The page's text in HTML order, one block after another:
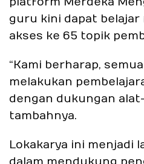
guru kini dapat belajar
akses ke 65 topik
“Kami berharap,
melakukan
dengan dukungan
tambahnya.
Lokakarya ini menjadi